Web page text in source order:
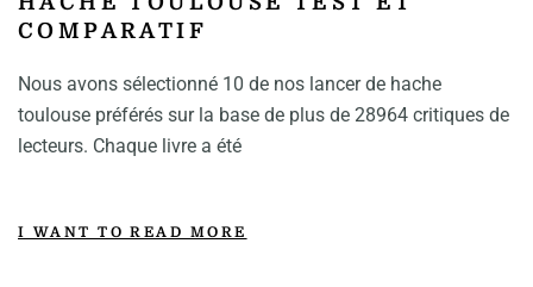
COMPARATIF
Nous avons sélectionné 10 de nos lancer de hache
toulouse préférés sur la base de plus de 28964 critiques de
lecteurs. Chaque livre a été
I WANT TO READ MORE